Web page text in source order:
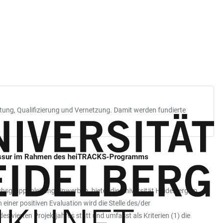
Qualifizierung und Vernetzung. Damit werden fundierte
im Rahmen des heiTRACKS-Programms
einwerben, bietet die Universität Heidelberg im
positiven Evaluation wird die Stelle des/der
vierten Projektjahres statt und umfasst als Kriterien (1) die